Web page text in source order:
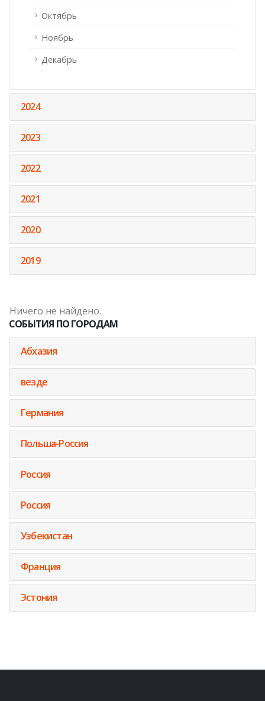
Октябрь
Ноябрь
Декабрь
2024
2023
2022
2021
2020
2019
Ничего не найдено.
СОБЫТИЯ ПО ГОРОДАМ
Абхазия
везде
Германия
Польша-Россия
Россия
Россия
Узбекистан
Франция
Эстония